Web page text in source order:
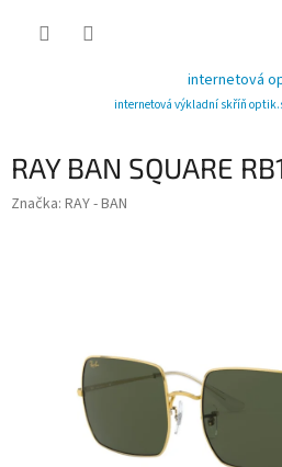
internetová
internetová výkladní skříň
RAY BAN SQUARE
Značka: RAY - BAN